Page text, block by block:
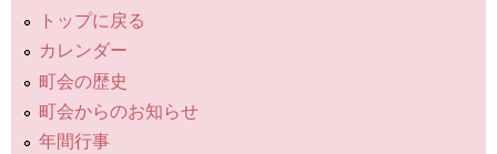
トップに戻る
カレンダー
町会の歴史
町会からのお知らせ
年間行事